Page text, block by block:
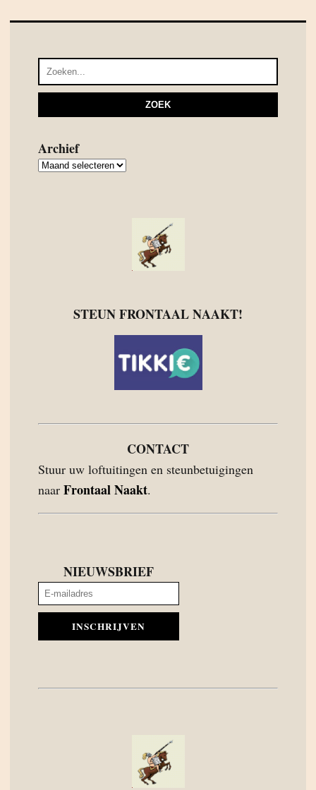
Archief
Archief
STEUN FRONTAAL NAAKT!
CONTACT
Stuur uw loftuitingen en steunbetuigingen
naar Frontaal Naakt.
NIEUWSBRIEF
INSCHRIJVEN